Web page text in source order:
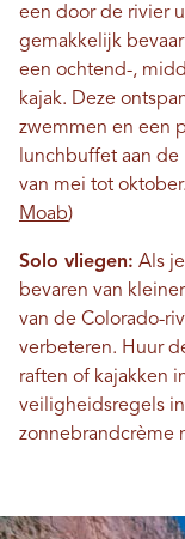
een door de rivier
gemakkelijk
een ochtend-,
kajak. Deze
zwemmen en een
lunchbuffet aan
van mei tot oktober.
Moab)
Solo vliegen: Als
bevaren van
van de Colorado-
verbeteren. Huur
raften of kajakken
veiligheidsregels
zonnebrandcrème